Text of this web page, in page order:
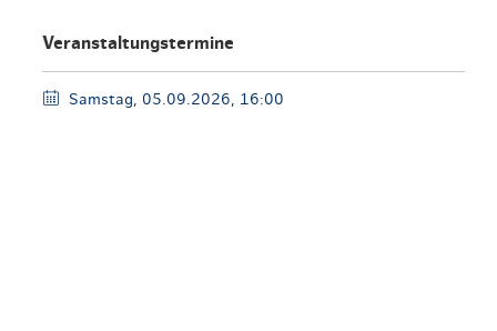
Veranstaltungstermine
Samstag, 05.09.2026, 16:00